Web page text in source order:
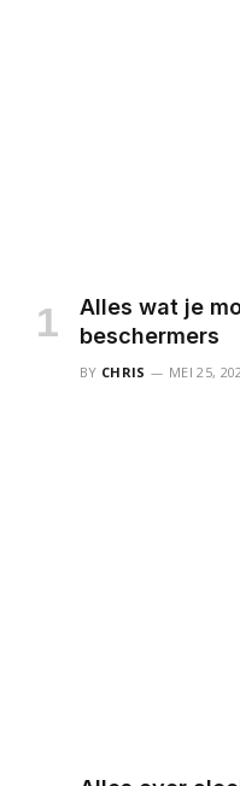
Alles wat je
beschermers
BY CHRIS MEI 25,